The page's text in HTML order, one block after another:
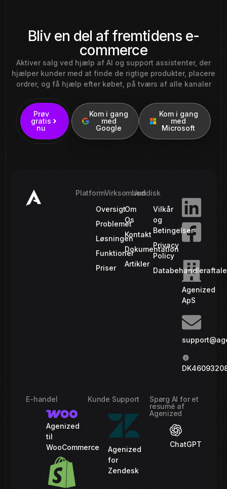
Bliv en del af fremtidens e-
commerce
Aktiver salg ved hjælp af AI og support assistenter, der
hjælper kunder med at finde de rigtige produkter, placere
ordrer, og få hjælp efter købet, på tværs af alle kanaler
Prøv
gratis
nu
Kom i gang
med
Google
Kom i gang
med
Microsoft
Platform
Oversigt
Problemet
Løsningen
Funktioner
Priser
Virksomhed
Om
Os
Kontakt
Dokumentation
Artikler
Juridisk
Vilkår
og
Betingelser
Privacy
Policy
Databehandleraftale
Agenized
ApS
E-handel
Agenized
til
WooCommerce
Kunde Support
Agenized
for
Zendesk
Spørg AI for et
resumé af
Agenized
ChatGPT